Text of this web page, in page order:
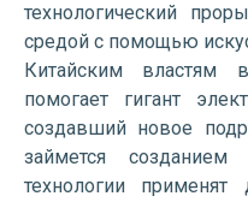
технологический
средой с помощью
Китайским властям
помогает гигант
создавший новое
займется
технологии